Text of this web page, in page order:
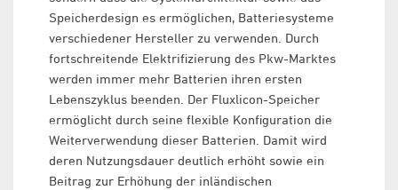
Speicherdesign es ermöglichen, Batteriesysteme
verschiedener Hersteller zu verwenden. Durch
fortschreitende Elektrifizierung des Pkw-Marktes
werden immer mehr Batterien ihren ersten
Lebenszyklus beenden. Der Fluxlicon-Speicher
ermöglicht durch seine flexible Konfiguration die
Weiterverwendung dieser Batterien. Damit wird
deren Nutzungsdauer deutlich erhöht sowie ein
Beitrag zur Erhöhung der inländischen